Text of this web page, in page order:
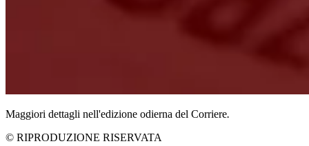
Maggiori dettagli nell'edizione odierna del Corriere.
© RIPRODUZIONE RISERVATA